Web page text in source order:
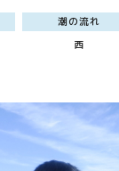
潮の流れ
西